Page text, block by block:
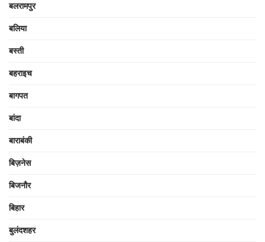
बलरामपुर
बलिया
बस्ती
बहराइच
बागपत
बांदा
बाराबंकी
बिज़नेस
बिजनौर
बिहार
बुलंदशहर